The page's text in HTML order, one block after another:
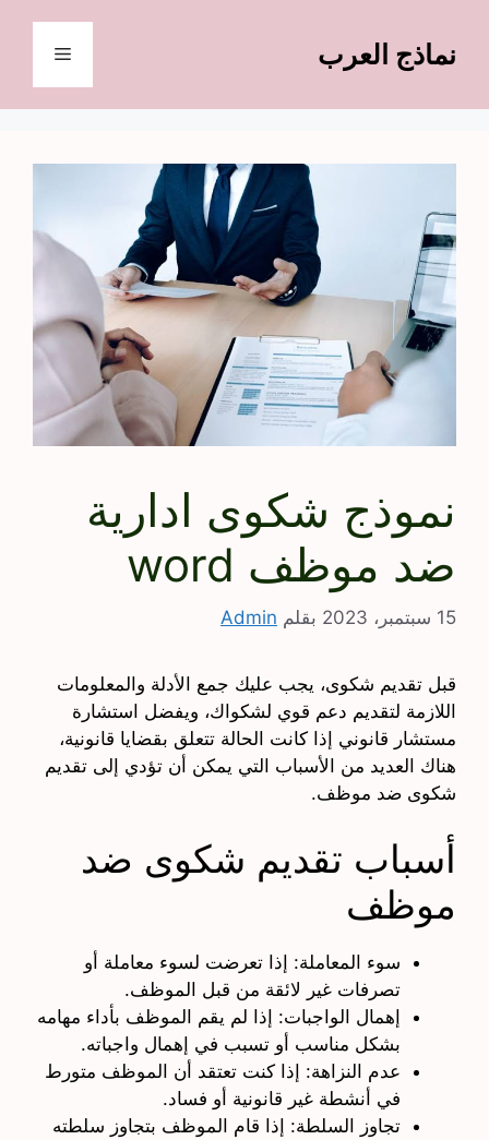
المحتوىنماذج العرب القائمة
نموذج شكوى ادارية
ضد موظف word
15 سبتمبر، 2023 بقلم Admin
قبل تقديم شكوى، يجب عليك جمع الأدلة والمعلومات
اللازمة لتقديم دعم قوي لشكواك، ويفضل استشارة
مستشار قانوني إذا كانت الحالة تتعلق بقضايا قانونية،
هناك العديد من الأسباب التي يمكن أن تؤدي إلى تقديم
شكوى ضد موظف.
أسباب تقديم شكوى ضد
موظف
سوء المعاملة: إذا تعرضت لسوء معاملة أو
تصرفات غير لائقة من قبل الموظف.
إهمال الواجبات: إذا لم يقم الموظف بأداء مهامه
بشكل مناسب أو تسبب في إهمال واجباته.
عدم النزاهة: إذا كنت تعتقد أن الموظف متورط
في أنشطة غير قانونية أو فساد.
تجاوز السلطة: إذا قام الموظف بتجاوز سلطته